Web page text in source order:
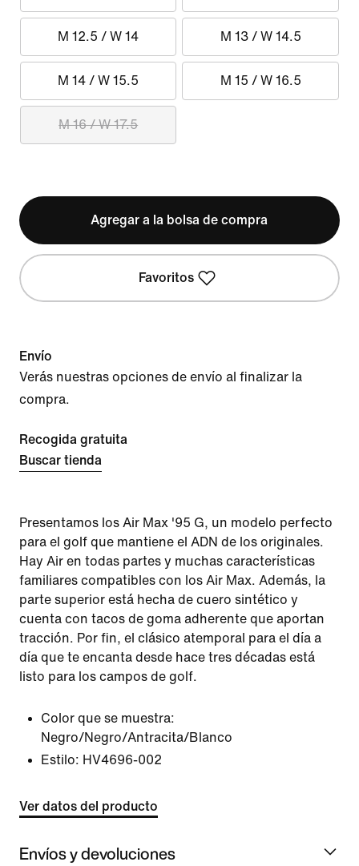
M 12.5 / W 14 M 13 / W 14.5
M 14 / W 15.5 M 15 / W 16.5
M 16 / W 17.5
Agregar a la bolsa de compra
Favoritos
Envío
Verás nuestras opciones de envío al finalizar la
compra.
Recogida gratuita
Buscar tienda
Presentamos los Air Max '95 G, un modelo perfecto
para el golf que mantiene el ADN de los originales.
Hay Air en todas partes y muchas características
familiares compatibles con los Air Max. Además, la
parte superior está hecha de cuero sintético y
cuenta con tacos de goma adherente que aportan
tracción. Por fin, el clásico atemporal para el día a
día que te encanta desde hace tres décadas está
listo para los campos de golf.
Color que se muestra:
Negro/Negro/Antracita/Blanco
Estilo: HV4696-002
Ver datos del producto
Envíos y devoluciones